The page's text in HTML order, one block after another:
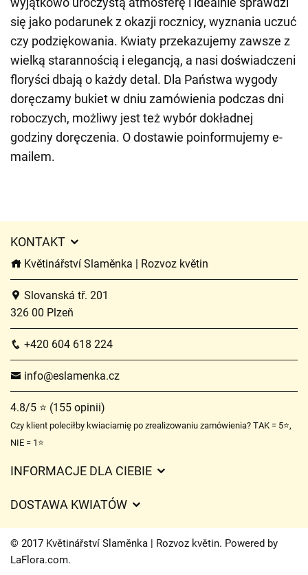
się jako podarunek z okazji rocznicy, wyznania uczuć
czy podziękowania. Kwiaty przekazujemy zawsze z
wielką starannością i elegancją, a nasi doświadczeni
floryści dbają o każdy detal. Dla Państwa wygody
doręczamy bukiet w dniu zamówienia podczas dni
roboczych, możliwy jest też wybór dokładnej
godziny doręczenia. O dostawie poinformujemy e-
mailem.
KONTAKT
Květinářství Slaměnka | Rozvoz květin
Slovanská tř. 201
326 00 Plzeň
+420 604 618 224
info@eslamenka.cz
4.8/5 ⭐ (155 opinii)
Czy klient poleciłby kwiaciarnię po zrealizowaniu zamówienia? TAK = 5⭐,
NIE = 1⭐
INFORMACJE DLA CIEBIE
Czasy dostawy kwiatów – przegląd możliwości
DOSTAWA KWIATÓW
Opłaty za dostawę
Gdzie dostarczamy kwiaty
© 2017 Květinářství Slaměnka | Rozvoz květin. Powered by
LaFlora.com.